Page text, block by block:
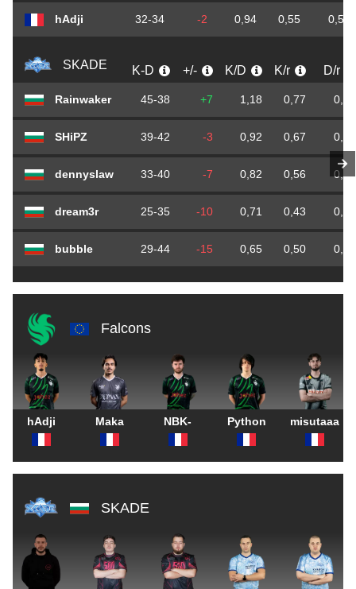
hAdji 32-34 -2 0,94 0,55 0,58
SKADE K-D +/- K/D K/r D/r
Rainwaker 45-38 +7 1,18 0,77 0,65
SHiPZ 39-42 -3 0,92 0,67 0,72
dennyslaw 33-40 -7 0,82 0,56 0,68
dream3r 25-35 -10 0,71 0,43 0,60
bubble 29-44 -15 0,65 0,50 0,75
Falcons
hAdji Maka NBK- Python misutaaa
SKADE